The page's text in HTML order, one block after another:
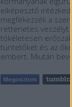
elképesztő
megfékezzék a
rettenetes veszélyt
tökéletesen
tüntetőket és az őket
embert. Miután